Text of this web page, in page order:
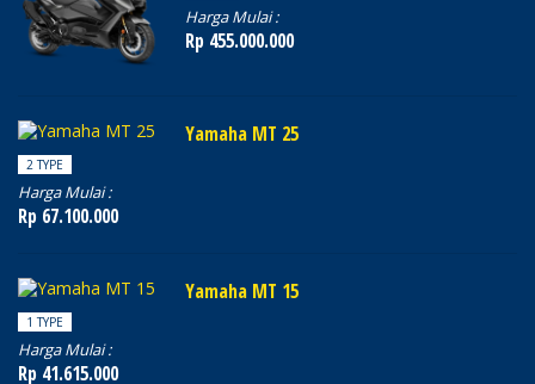
Harga Mulai :
Rp 455.000.000
Yamaha MT 25
2 TYPE
Harga Mulai :
Rp 67.100.000
Yamaha MT 15
1 TYPE
Harga Mulai :
Rp 41.615.000